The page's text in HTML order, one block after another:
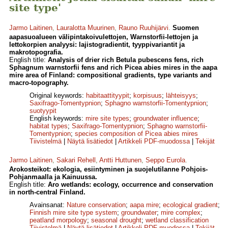
site type'
Jarmo Laitinen, Lauralotta Muurinen, Rauno Ruuhijärvi. Suomen
aapasuoalueen välipintakoivulettojen, Warnstorfii-lettojen ja
lettokorpien analyysi: lajistogradientit, tyyppivariantit ja
makrotopografia.
English title: Analysis of drier rich Betula pubescens fens, rich
Sphagnum warnstorfii fens and rich Picea abies mires in the aapa
mire area of Finland: compositional gradients, type variants and
macro-topography.
Original keywords: habitaattityypit; korpisuus; lähteisyys;
Saxifrago-Tomentypnion; Sphagno warnstorfii-Tomentypnion;
suotyypit
English keywords: mire site types; groundwater influence;
habitat types; Saxifrago-Tomentypnion; Sphagno warnstorfii-
Tomentypnion; species composition of Picea abies mires
Tiivistelmä| Näytä lisätiedot Artikkeli PDF-muodossa| Tekijät
Jarmo Laitinen, Sakari Rehell , Antti Huttunen, Seppo Eurola.
Arokosteikot: ekologia, esiintyminen ja suojelutilanne Pohjois-
Pohjanmaalla ja Kainuussa.
English title: Aro wetlands: ecology, occurrence and conservation
in north-central Finland.
Avainsanat: Nature conservation; aapa mire; ecological gradient;
Finnish mire site type system; groundwater; mire complex;
peatland morpology; seasonal drought; wetland classification